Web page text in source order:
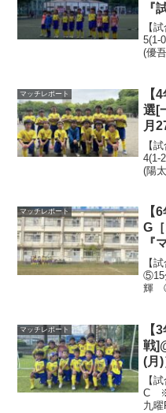
『
『
【
5(1-
(優
マッチレポート
【
選[
月
チ
【
4(1-
(陽
マッチレポート
【
G
『
【
輝
で
マッチレポート
【
戦
(月
ー
【
C
九